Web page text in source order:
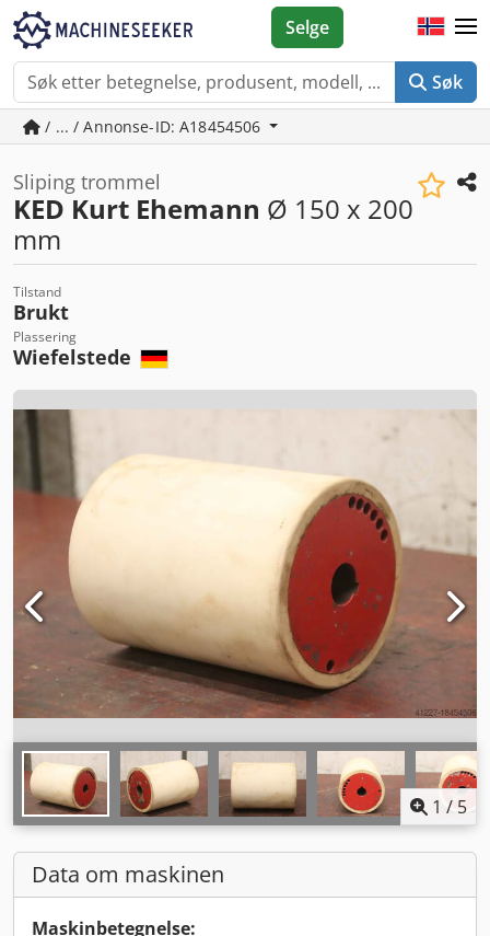
Søk
Selge
/ ... / Annonse-ID: A18454506
Sliping trommel
KED Kurt Ehemann Ø 150 x 200
mm
Tilstand
Brukt
Plassering
Wiefelstede
1 / 5
Data om maskinen
Maskinbetegnelse: